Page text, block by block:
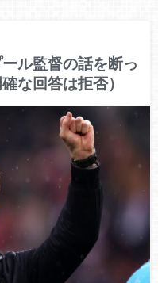
ル監督の話を断っ
な回答は拒否）